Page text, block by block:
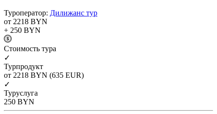
Туроператор: Дилижанс тур
от 2218 BYN
+ 250 BYN
Cтоимость тура
✓
Турпродукт
от 2218 BYN (635 EUR)
✓
Туруслуга
250 BYN